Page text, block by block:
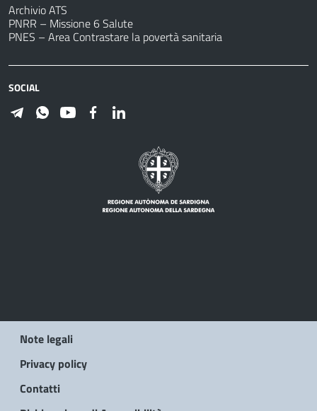
Archivio ATS
PNRR – Missione 6 Salute
PNES – Area Contrastare la povertà sanitaria
SOCIAL
Note legali
Privacy policy
Contatti